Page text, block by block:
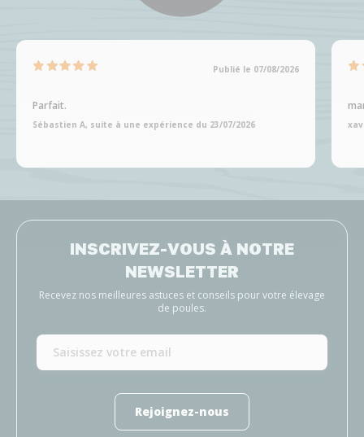
Publié le 07/08/2026
Parfait.
Sébastien A, suite à une expérience du 23/07/2026
INSCRIVEZ-VOUS À NOTRE
NEWSLETTER
Recevez nos meilleures astuces et conseils pour votre élevage
de poules.
Rejoignez-nous